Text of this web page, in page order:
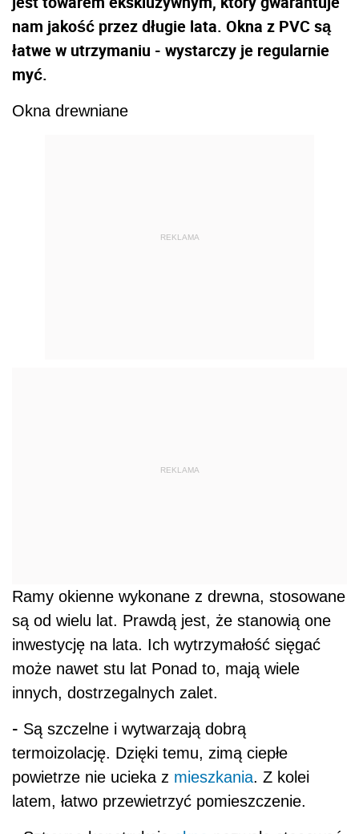
nam jakość przez długie lata. Okna z PVC są
łatwe w utrzymaniu - wystarczy je regularnie
myć.
Okna drewniane
REKLAMA
REKLAMA
Ramy okienne wykonane z drewna, stosowane
są od wielu lat. Prawdą jest, że stanowią one
inwestycję na lata. Ich wytrzymałość sięgać
może nawet stu lat Ponad to, mają wiele
innych, dostrzegalnych zalet.
- Są szczelne i wytwarzają dobrą
termoizolację. Dzięki temu, zimą ciepłe
powietrze nie ucieka z mieszkania. Z kolei
latem, łatwo przewietrzyć pomieszczenie.